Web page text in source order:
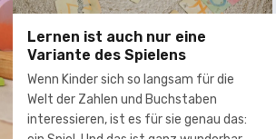
Lernen ist auch nur eine
Variante des Spielens
Wenn Kinder sich so langsam für die
Welt der Zahlen und Buchstaben
interessieren, ist es für sie genau das: